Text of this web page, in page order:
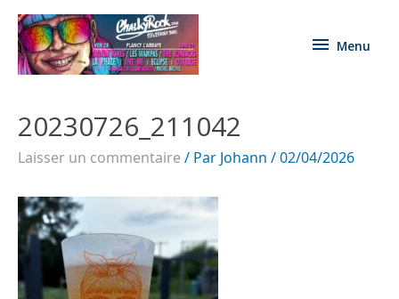
Menu
20230726_211042
Laisser un commentaire / Par Johann /02/04/2026